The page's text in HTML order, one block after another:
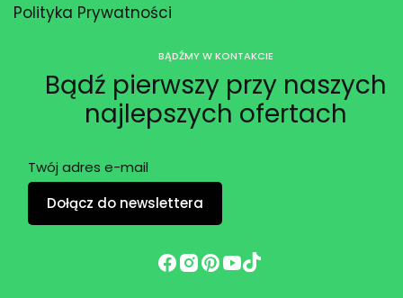
Polityka Prywatności
BĄDŹMY W KONTAKCIE
Bądź pierwszy przy naszych
najlepszych ofertach
Twój adres e-mail
Dołącz do newslettera